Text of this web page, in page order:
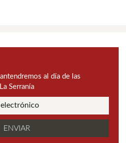
al día de las
Serranía